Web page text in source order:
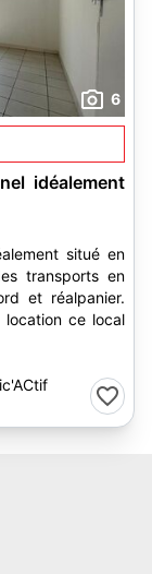
6
idéalement
situé en
transports en
et réalpanier.
ce local